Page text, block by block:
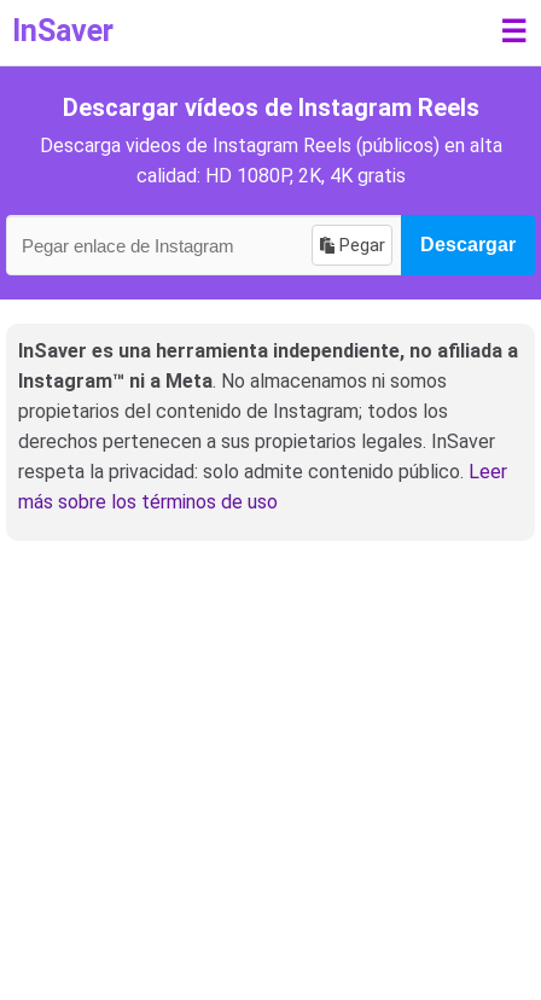
InSaver ☰
Descargar vídeos de Instagram Reels
Descarga videos de Instagram Reels (públicos) en alta
calidad: HD 1080P, 2K, 4K gratis
Pegar Descargar
InSaver es una herramienta independiente, no afiliada a
Instagram™ ni a Meta. No almacenamos ni somos
propietarios del contenido de Instagram; todos los
derechos pertenecen a sus propietarios legales. InSaver
respeta la privacidad: solo admite contenido público. Leer
más sobre los términos de uso